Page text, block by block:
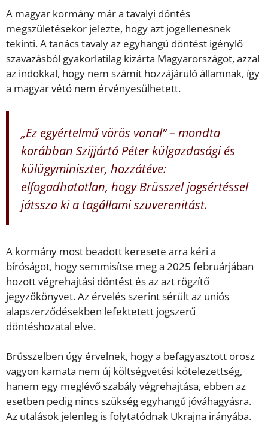
A magyar kormány már a tavalyi döntés
megszületésekor jelezte, hogy azt jogellenesnek
tekinti. A tanács tavaly az egyhangú döntést igénylő
szavazásból gyakorlatilag kizárta Magyarországot, azzal
az indokkal, hogy nem számít hozzájáruló államnak, így
a magyar vétó nem érvényesülhetett.
„Ez egyértelmű vörös vonal” – mondta
korábban Szijjártó Péter külgazdasági és
külügyminiszter, hozzátéve:
elfogadhatatlan, hogy Brüsszel jogsértéssel
játssza ki a tagállami szuverenitást.
A kormány most beadott keresete arra kéri a
bíróságot, hogy semmisítse meg a 2025 februárjában
hozott végrehajtási döntést és az azt rögzítő
jegyzőkönyvet. Az érvelés szerint sérült az uniós
alapszerződésekben lefektetett jogszerű
döntéshozatal elve.
Brüsszelben úgy érvelnek, hogy a befagyasztott orosz
vagyon kamata nem új költségvetési kötelezettség,
hanem egy meglévő szabály végrehajtása, ebben az
esetben pedig nincs szükség egyhangú jóváhagyásra.
Az utalások jelenleg is folytatódnak Ukrajna irányába.